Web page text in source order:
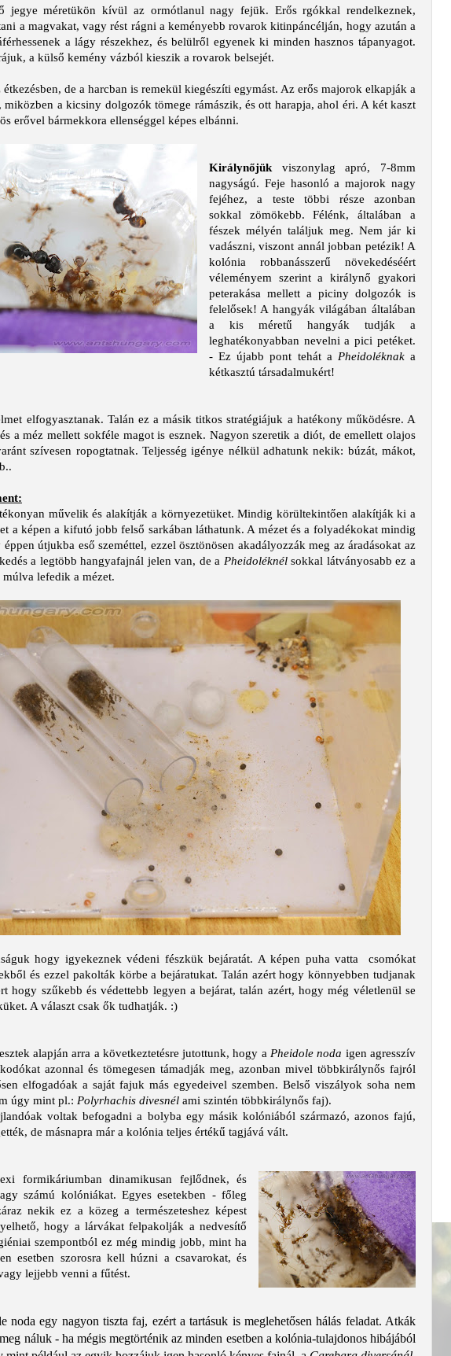
jegye méretükön kívül az ormótlanul nagy fejük. Erős rgókkal rendelkeznek,
a magvakat, vagy rést rágni a keményebb rovarok kitinpáncélján, hogy azután a
a lágy részekhez, és belülről egyenek ki minden hasznos tápanyagot.
a külső kemény vázból kieszik a rovarok belsejét.
étkezésben, de a harcban is remekül kiegészíti egymást. Az erős majorok elkapják a
miközben a kicsiny dolgozók tömege rámászik, és ott harapja, ahol éri. A két kaszt
erővel bármekkora ellenséggel képes elbánni.
Királynőjük viszonylag apró, 7-8mm
nagyságú. Feje hasonló a majorok nagy
fejéhez, a teste többi része azonban
sokkal zömökebb. Félénk, általában a
fészek mélyén találjuk meg. Nem jár ki
vadászni, viszont annál jobban petézik! A
kolónia robbanásszerű növekedéséért
véleményem szerint a királynő gyakori
peterakása mellett a piciny dolgozók is
felelősek! A hangyák világában általában
a kis méretű hangyák tudják a
leghatékonyabban nevelni a pici petéket.
- Ez újabb pont tehát a Pheidoléknaka
kétkasztú társadalmukért!
elfogyasztanak. Talán ez a másik titkos stratégiájuk a hatékony működésre. A
a méz mellett sokféle magot is esznek. Nagyon szeretik a diót, de emellett olajos
szívesen ropogtatnak. Teljesség igénye nélkül adhatunk nekik: búzát, mákot,
művelik és alakítják a környezetüket. Mindig körültekintően alakítják ki a
a képen a kifutó jobb felső sarkában láthatunk. A mézet és a folyadékokat mindig
útjukba eső szeméttel, ezzel ösztönösen akadályozzák meg az áradásokat az
a legtöbb hangyafajnál jelen van, de a Pheidoléknélsokkal látványosabb ez a
lefedik a mézet.
hogy igyekeznek védeni fészkük bejáratát. A képen puha vatta csomókat
és ezzel pakolták körbe a bejáratukat. Talán azért hogy könnyebben tudjanak
hogy szűkebb és védettebb legyen a bejárat, talán azért, hogy még véletlenül se
A választ csak ők tudhatják. :)
alapján arra a következtetésre jutottunk, hogy a Pheidole noda igen agresszív
azonnal és tömegesen támadják meg, azonban mivel többkirálynős fajról
elfogadóak a saját fajuk más egyedeivel szemben. Belső viszályok soha nem
úgy mint pl.: Polyrhachis divesnél ami szintén többkirálynős faj).
voltak befogadni a bolyba egy másik kolóniából származó, azonos fajú,
de másnapra már a kolónia teljes értékű tagjává vált.
formikáriumban dinamikusan fejlődnek, és
számú kolóniákat. Egyes esetekben - főleg
nekik ez a közeg a természeteshez képest
hogy a lárvákat felpakolják a nedvesítő
szempontból ez még mindig jobb, mint ha
esetben szorosra kell húzni a csavarokat, és
lejjebb venni a fűtést.
noda egy nagyon tiszta faj, ezért a tartásuk is meglehetősen hálás feladat. Atkák
náluk - ha mégis megtörténik az minden esetben a kolónia-tulajdonos hibájából